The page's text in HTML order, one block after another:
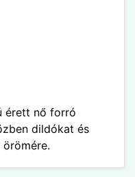
érett nő forró
dildókat és